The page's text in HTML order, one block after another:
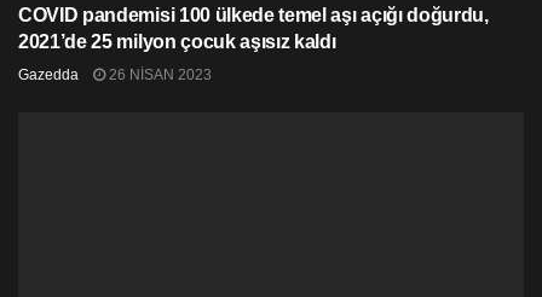
COVID pandemisi 100 ülkede temel aşı açığı doğurdu,
2021’de 25 milyon çocuk aşısız kaldı
Gazedda 26 NISAN 2023